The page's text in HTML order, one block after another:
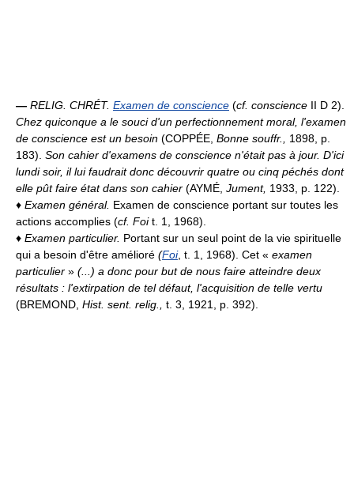
— RELIG. CHRÉT. Examen de conscience (cf. conscience II D 2).
Chez quiconque a le souci d'un perfectionnement moral, l'examen
de conscience est un besoin (COPPÉE, Bonne souffr., 1898, p.
183). Son cahier d'examens de conscience n'était pas à jour. D'ici
lundi soir, il lui faudrait donc découvrir quatre ou cinq péchés dont
elle pût faire état dans son cahier (AYMÉ, Jument, 1933, p. 122).
♦ Examen général. Examen de conscience portant sur toutes les
actions accomplies (cf. Foit. 1, 1968).
♦ Examen particulier. Portant sur un seul point de la vie spirituelle
qui a besoin d'être amélioré (Foi, t. 1, 1968). Cet « examen
particulier » (...) a donc pour but de nous faire atteindre deux
résultats : l'extirpation de tel défaut, l'acquisition de telle vertu
(BREMOND, Hist. sent. relig., t. 3, 1921, p. 392).